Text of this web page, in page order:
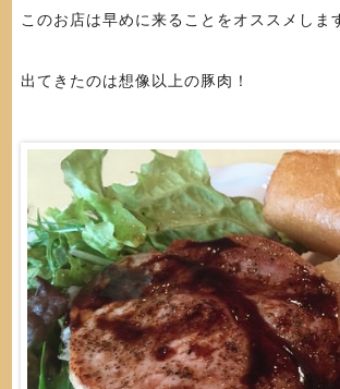
このお店は早めに来ることをオススメしま
出てきたのは想像以上の豚肉！